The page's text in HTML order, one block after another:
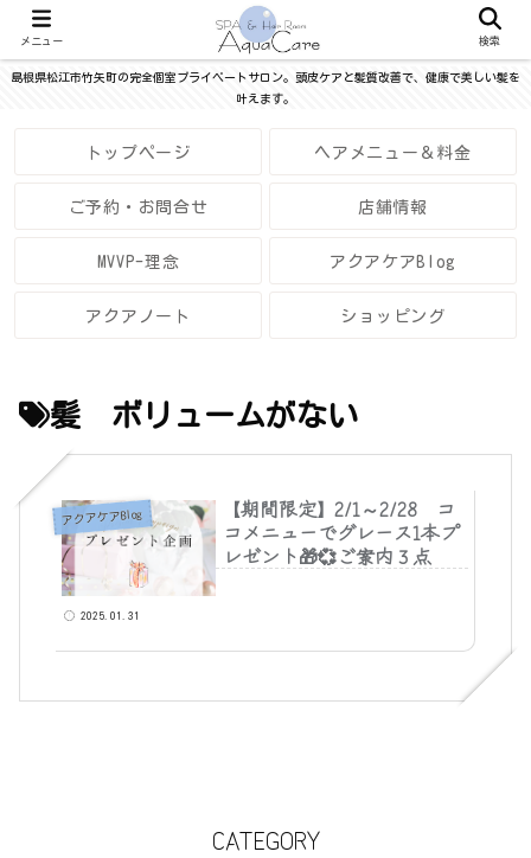
島根県松江市竹矢町の完全個室プライベートサロン。頭皮ケアと髪質改善で、健康で美しい髪を
叶えます。
トップページ ヘアメニュー＆料金
ご予約・お問合せ 店舗情報
MVVP-理念 アクアケアBlog
アクアノート ショッピング
髪 ボリュームがない
アクアケアBlog
【期間限定】2/1～2/28 コ
コメニューでグレース1本プ
レゼント🎁💞ご案内３点
2025.01.31
CATEGORY
メニュー 検索